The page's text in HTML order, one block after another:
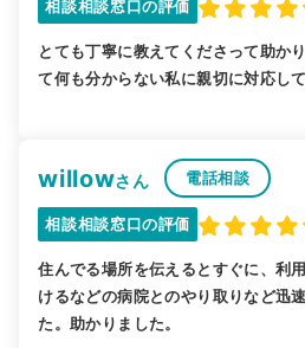
相談相談窓口の評価
とても丁寧に教えてくださって助か
て何も分からない私に親切に対応し
willowさん 電話相談
相談相談窓口の評価
住んでる場所を伝えるとすぐに、利
けるなどの病院とのやり取りなど迅
た。助かりました。